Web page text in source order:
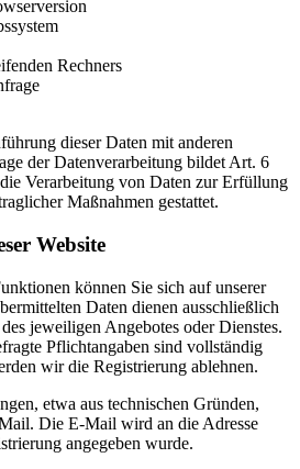
Rechners
dieser Daten mit anderen
der Datenverarbeitung bildet Art. 6
Verarbeitung von Daten zur Erfüllung
Maßnahmen gestattet.
Website
können Sie sich auf unserer
Daten dienen ausschließlich
jeweiligen Angebotes oder Dienstes.
Pflichtangaben sind vollständig
wir die Registrierung ablehnen.
etwa aus technischen Gründen,
Die E-Mail wird an die Adresse
angegeben wurde.